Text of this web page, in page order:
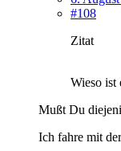
#108
Zitat
Wieso ist
Mußt Du
Ich fahre mit